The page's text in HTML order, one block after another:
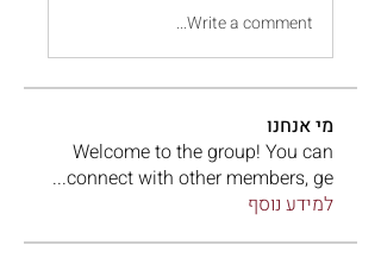
Write a comment...
מי אנחנו
Welcome to the group! You can
connect with other members, ge
...
למידע נוסף